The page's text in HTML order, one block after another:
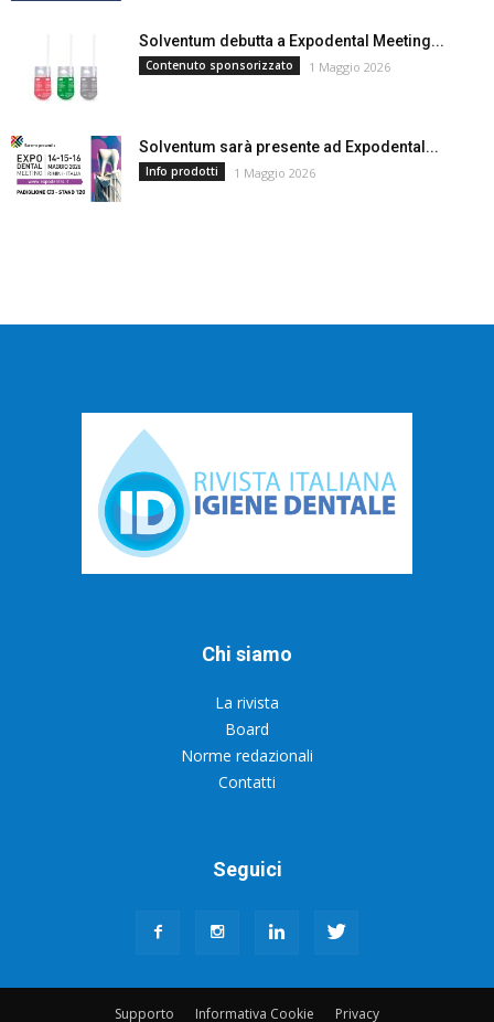
Solventum debutta a Expodental Meeting...
Contenuto sponsorizzato 1 Maggio 2026
Solventum sarà presente ad Expodental...
Info prodotti 1 Maggio 2026
Chi siamo
La rivista
Board
Norme redazionali
Contatti
Seguici
Supporto Informativa Cookie Privacy